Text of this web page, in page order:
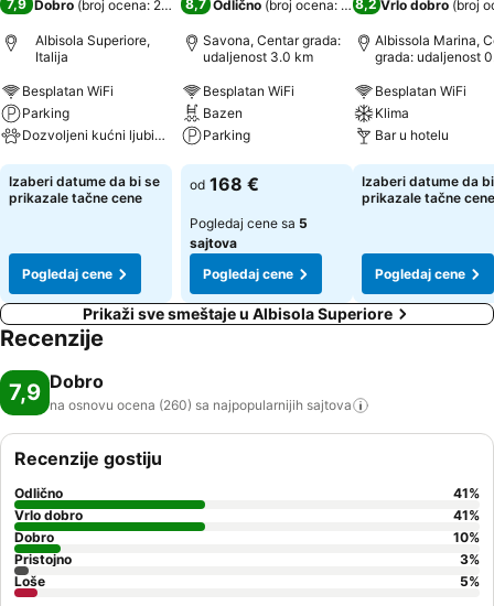
7,9 Dobro (broj ocena: 260 )
Albisola Superiore,
Italija
Besplatan WiFi
Parking
Dozvoljeni kućni ljubimci
Pogledaj cene
Izaberi datume da bi se
prikazale tačne cene
Pogledaj cene
8,7 Odlično (broj ocena: 7.074)
Savona, Centar grada:
udaljenost 3.0 km
Besplatan WiFi
Bazen
Parking
Pogledaj cene
od 168 €
Pogledaj cene sa 5
sajtova
Pogledaj cene
8,2 Vrlo dobro (broj
Albissola Marina,
grada: udaljenost
Besplatan WiFi
Klima
Bar u hotelu
Pogledaj cene
Izaberi datume da
prikazale tačne cene
Pogledaj cene
Prikaži sve smeštaje u Albisola Superiore
Recenzije
7,9 Dobro
na osnovu ocena (260) sa najpopularnijih sajtova
Recenzije gostiju
Odlično 41%
Vrlo dobro
41%
Dobro
10%
Pristojno
3%
Loše
5%